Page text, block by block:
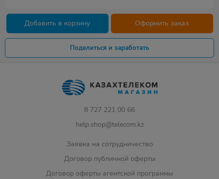
Добавить в корзину Оформить заказ
Поделиться и заработать
8 727 221 00 66
help.shop@telecom.kz
Заявка на сотрудничество
Договор публичной оферты
Договор оферты агентской программы